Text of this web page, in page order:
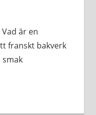
är en
franskt bakverk